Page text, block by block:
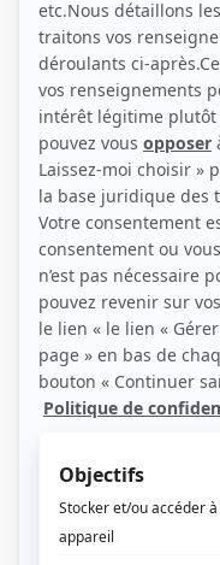
Personnages
Avoir su...(M. Giguère)
Juliette Pomerleau(Chef
Km/h(Garagiste)
Les aventures de la Courte
Les grands procès: L'affaire
Montréal P.Q.(Gérald
Montréal, ville ouverte(
Scoop (Jean-Marie1992)
Avec un grand A: Michel et
La misère des riches(
Rachel et Réjean Inc.
La Maison Deschênes(
Lance et compte I-II-III